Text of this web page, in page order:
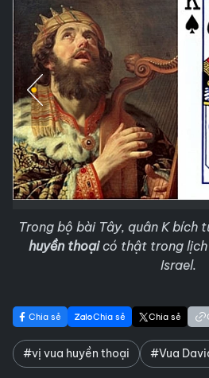
Trong bộ bài Tây, quân K bích
huyền thoạicó thật trong lịch
Israel.
Chia sẻ Chia sẻ Chia sẻ
#vị vua huyền thoại #Vua